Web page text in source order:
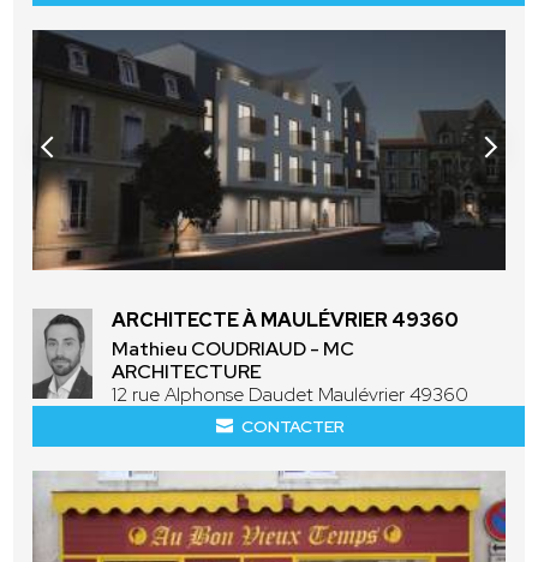
ARCHITECTE À MAULÉVRIER 49360
Mathieu COUDRIAUD - MC
ARCHITECTURE
12 rue Alphonse Daudet Maulévrier 49360
CONTACTER